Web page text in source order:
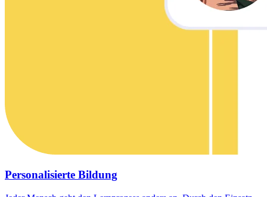
Personalisierte Bildung